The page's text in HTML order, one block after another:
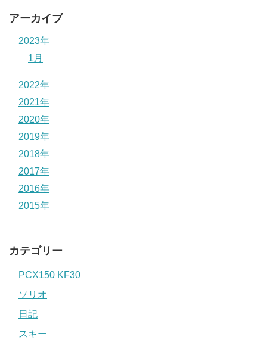
アーカイブ
2023年
1月
2022年
2021年
2020年
2019年
2018年
2017年
2016年
2015年
カテゴリー
PCX150 KF30
ソリオ
日記
スキー